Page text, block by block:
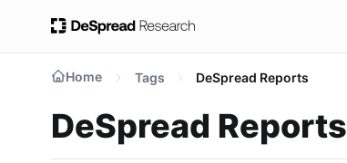
Home Tags DeSpread Reports
DeSpread Reports